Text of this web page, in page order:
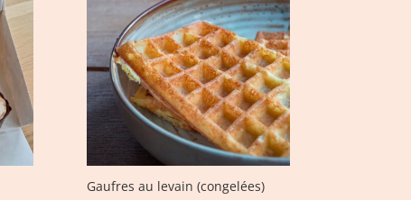
Gaufres au levain (congelées)